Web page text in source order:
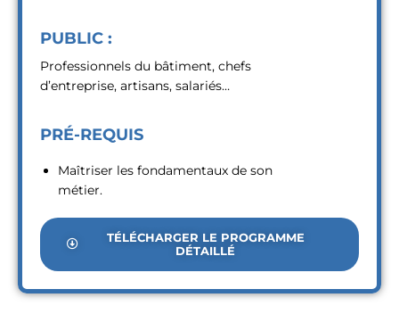
PUBLIC :
Professionnels du bâtiment, chefs
d’entreprise, artisans, salariés…
PRÉ-REQUIS
Maîtriser les fondamentaux de son
métier.
TÉLÉCHARGER LE PROGRAMME
DÉTAILLÉ